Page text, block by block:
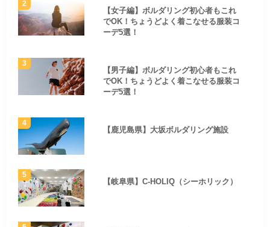
【女子編】ボルダリング初心者もこれ
でOK！ちょうどよく着こなせる服装コ
ーデ5選！
【男子編】ボルダリング初心者もこれ
でOK！ちょうどよく着こなせる服装コ
ーデ5選！
【鹿児島県】大坂ボルダリング施設
【岐阜県】C-HOLIQ（シーホリック）